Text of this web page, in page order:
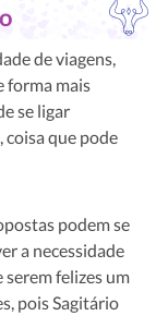
de viagens,
forma mais
se ligar
que pode
podem se
a necessidade
serem felizes um
pois Sagitário